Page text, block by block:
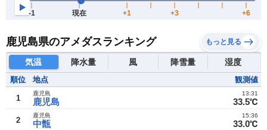
鹿児島県のアメダスランキング もっと見る
気温 降水量 風 降雪量 湿度
順位 地点 観測値
1 鹿児島
鹿児島
33.5℃
13:31
2 中甑
鹿児島
33.0℃
15:36